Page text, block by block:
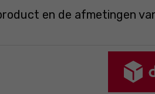
en de afmetingen